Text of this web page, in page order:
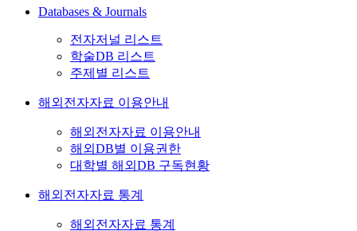
Databases & Journals
전자저널 리스트
학술DB 리스트
주제별 리스트
해외전자자료 이용안내
해외전자자료 이용안내
해외DB별 이용권한
대학별 해외DB 구독현황
해외전자자료 통계
해외전자자료 통계